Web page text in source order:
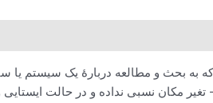
بحث و مطالعه دربارهٔ یک سیستم یا
مکان نسبی نداده و در حالت ایستایی